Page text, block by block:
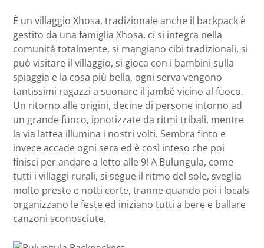
È un villaggio Xhosa, tradizionale anche il backpack è
gestito da una famiglia Xhosa, ci si integra nella
comunità totalmente, si mangiano cibi tradizionali, si
può visitare il villaggio, si gioca con i bambini sulla
spiaggia e la cosa più bella, ogni serva vengono
tantissimi ragazzi a suonare il jambé vicino al fuoco.
Un ritorno alle origini, decine di persone intorno ad
un grande fuoco, ipnotizzate da ritmi tribali, mentre
la via lattea illumina i nostri volti. Sembra finto e
invece accade ogni sera ed è così inteso che poi
finisci per andare a letto alle 9! A Bulungula, come
tutti i villaggi rurali, si segue il ritmo del sole, sveglia
molto presto e notti corte, tranne quando poi i locals
organizzano le feste ed iniziano tutti a bere e ballare
canzoni sconosciute.